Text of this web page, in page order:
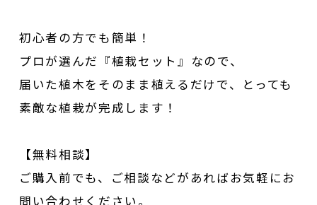
初心者の方でも簡単！
プロが選んだ『植栽セット』なので、
届いた植木をそのまま植えるだけで、とっても
素敵な植栽が完成します！
【無料相談】
ご購入前でも、ご相談などがあればお気軽にお
問い合わせください。